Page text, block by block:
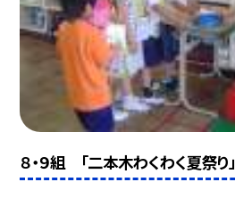
８・９組 「二本木わくわく夏祭り」